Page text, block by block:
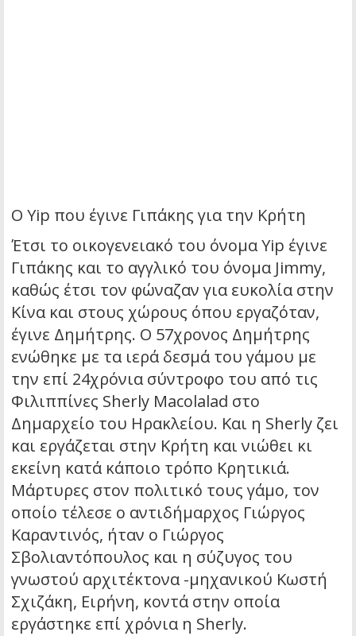
Ο Yip που έγινε Γιπάκης για την Κρήτη
Έτσι το οικογενειακό του όνομα Yip έγινε
Γιπάκης και το αγγλικό του όνομα Jimmy,
καθώς έτσι τον φώναζαν για ευκολία στην
Κίνα και στους χώρους όπου εργαζόταν,
έγινε Δημήτρης. Ο 57χρονος Δημήτρης
ενώθηκε με τα ιερά δεσμά του γάμου με
την επί 24χρόνια σύντροφο του από τις
Φιλιππίνες Sherly Macolalad στο
Δημαρχείο του Ηρακλείου. Και η Sherly ζει
και εργάζεται στην Κρήτη και νιώθει κι
εκείνη κατά κάποιο τρόπο Κρητικιά.
Μάρτυρες στον πολιτικό τους γάμο, τον
οποίο τέλεσε ο αντιδήμαρχος Γιώργος
Καραντινός, ήταν ο Γιώργος
Σβολιαντόπουλος και η σύζυγος του
γνωστού αρχιτέκτονα -μηχανικού Κωστή
Σχιζάκη, Ειρήνη, κοντά στην οποία
εργάστηκε επί χρόνια η Sherly.